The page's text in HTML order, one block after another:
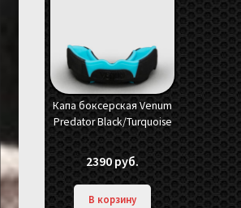
Капа боксерская Venum
Predator Black/Turquoise
2390 руб.
В корзину